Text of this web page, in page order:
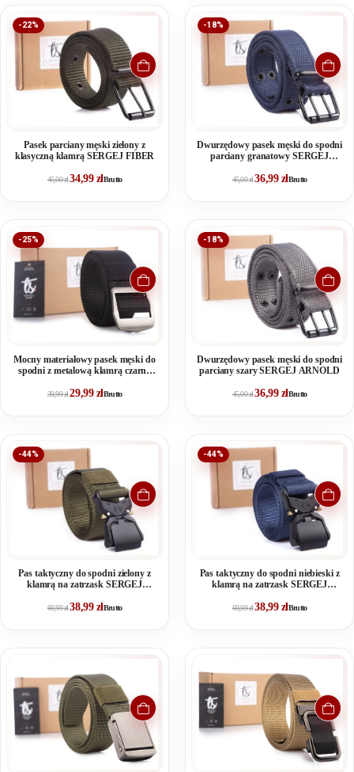
-22%
Pasek parciany męski zielony z
klasyczną klamrą SERGEJ FIBER
45,00zł34,99 złBrutto
-18%
Dwurzędowy pasek męski do spodni
parciany granatowy SERGEJ
45,00zł36,99 złBrutto
-25%
Mocny materiałowy pasek męski do
spodni z metalową klamrą czarny
39,99zł29,99 złBrutto
-18%
Dwurzędowy pasek męski do spodni
parciany szary SERGEJ ARNOLD
45,00zł36,99 złBrutto
-44%
Pas taktyczny do spodni zielony z
klamrą na zatrzask SERGEJ
69,99zł38,99 złBrutto
-44%
Pas taktyczny do spodni niebieski z
klamrą na zatrzask SERGEJ
69,99zł38,99 złBrutto